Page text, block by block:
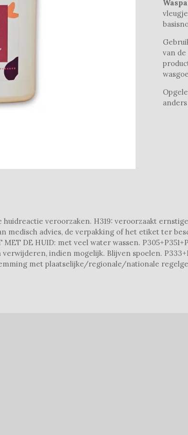
van de
huidreactie veroorzaken. H319: veroorzaakt
medisch advies, de verpakking of het etiket ter
DE HUID: met veel water wassen.
indien mogelijk. Blijven spoelen.
met plaatselijke/regionale/nationale